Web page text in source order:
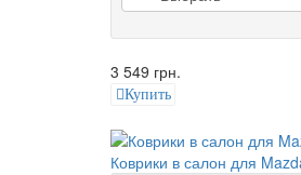
3 549 грн.
Купить
Коврики в салон для